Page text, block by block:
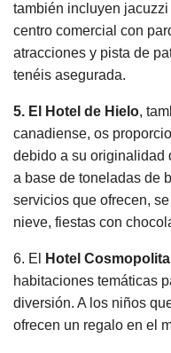
también incluyen
centro comercial con
atracciones y pista de
tenéis asegurada.
5. El Hotel de Hielo,
canadiense, os
debido a su originalidad
a base de toneladas de
servicios que ofrecen,
nieve, fiestas con
6. El Hotel
habitaciones temáticas
diversión. A los niños
ofrecen un regalo en el